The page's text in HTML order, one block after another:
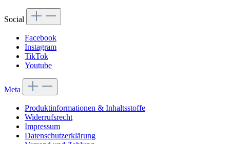
Social
Facebook
Instagram
TikTok
Youtube
Meta
Produktinformationen & Inhaltsstoffe
Widerrufsrecht
Impressum
Datenschutzerklärung